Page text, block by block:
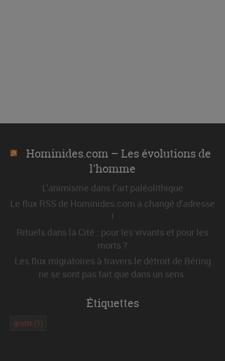
Hominides.com – Les évolutions de
l'homme
L’animisme dans l’art paléolithique
Le flux RSS de Hominides.com a changé d'adresse
!
Rituels dans la Cité : pour les vivants et pour les
morts ?
Les flux migratoires à travers le détroit de Béring
ne se sont pas fait que dans un sens.
Étiquettes
grotte (1)